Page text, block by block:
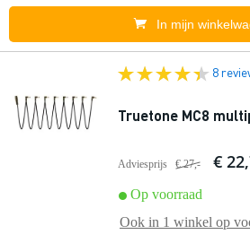
In mijn
8
Truetone MC8
Adviesprijs € 27,- €
Op voorraad
Ook in 1 winkel op